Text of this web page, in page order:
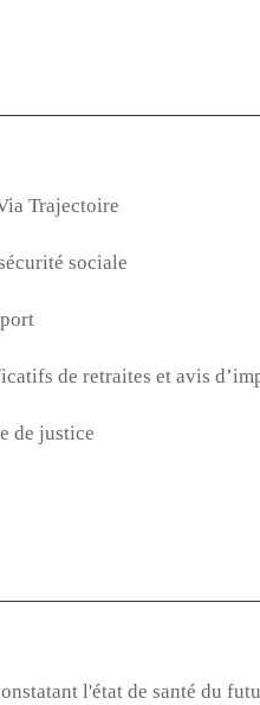
Trajectoire
sociale
de retraites et avis
de justice
l'état de santé du